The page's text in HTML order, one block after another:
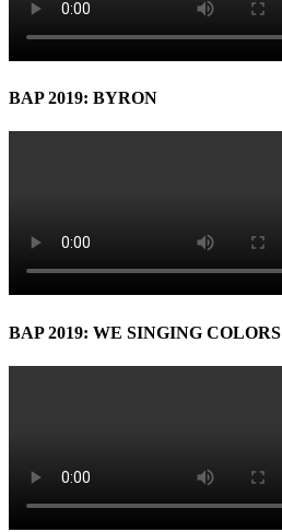
BAP 2019: BYRON
BAP 2019: WE SINGING COLORS